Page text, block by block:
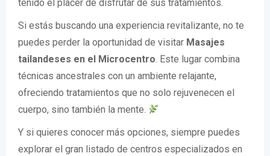
tenido el placer de disfrutar de sus tratamientos.
Si estás buscando una experiencia revitalizante, no te
puedes perder la oportunidad de visitar Masajes
tailandeses en el Microcentro. Este lugar combina
técnicas ancestrales con un ambiente relajante,
ofreciendo tratamientos que no solo rejuvenecen el
cuerpo, sino también la mente.
Y si quieres conocer más opciones, siempre puedes
explorar el gran listado de centros especializados en